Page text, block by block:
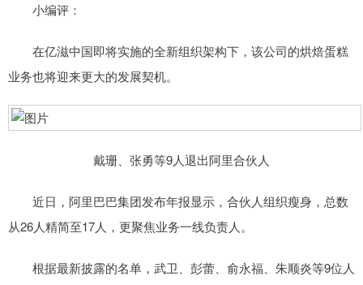
小编评：
在亿滋中国即将实施的全新组织架构下，该公司的烘焙蛋糕
业务也将迎来更大的发展契机。
戴珊、张勇等9人退出阿里合伙人
近日，阿里巴巴集团发布年报显示，合伙人组织瘦身，总数
从26人精简至17人，更聚焦业务一线负责人。
根据最新披露的名单，武卫、彭蕾、俞永福、朱顺炎等9位人